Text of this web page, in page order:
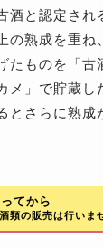
酒と認定され
の熟成を重ね
たものを「古
メ」で貯蔵し
とさらに熟成
てから
類の販売は行いま